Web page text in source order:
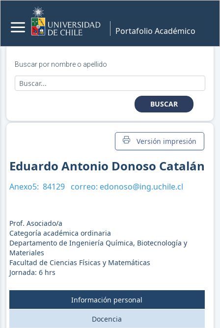
Portafolio Académico
Buscar por nombre o apellido
BUSCAR
Versión impresión
Eduardo Antonio Donoso Catalán
Anexo5: 84129 correo: edonoso@ing.uchile.cl
Prof. Asociado/a
Categoría académica ordinaria
Departamento de Ingeniería Química, Biotecnología y
Materiales
Facultad de Ciencias Físicas y Matemáticas
Jornada: 6hrs
Información personal
Docencia